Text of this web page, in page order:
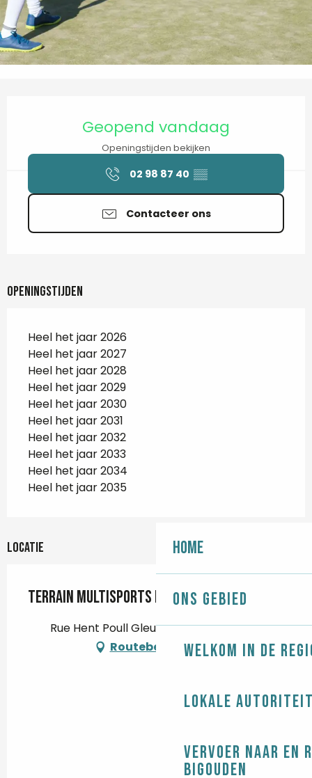
Home
Ons gebied
Welkom in de
Lokale
Vervoer naar en
Bigouden
Geopend vandaag
Openingstijden bekijken
02 98 87 40 ▒▒
Contacteer ons
Openingstijden
Heel het jaar 2026
Heel het jaar 2027
Heel het jaar 2028
Heel het jaar 2029
Heel het jaar 2030
Heel het jaar 2031
Heel het jaar 2032
Heel het jaar 2033
Heel het jaar 2034
Heel het jaar 2035
Locatie
Terrain multisports de Kerandouret
Rue Hent Poull Gleuvian, 29750 Loctudy
Routebeschrijving